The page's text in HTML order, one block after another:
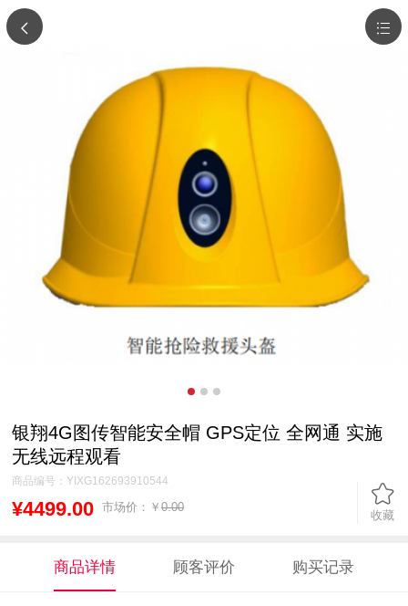
银翔4G图传智能安全帽 GPS定位 全网通 实施
无线远程观看
商品编号： YIXG162693910544
¥4499.00 市场价：￥ 0.00
收藏
商品详情 顾客评价 购买记录